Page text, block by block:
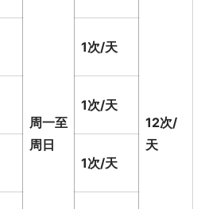
周一至
周日
12次/
天
1次/天
1次/天
1次/天